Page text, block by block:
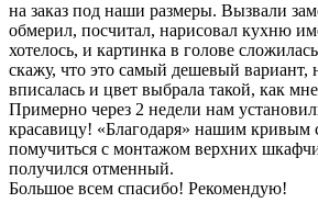
на заказ под наши размеры. Вызвали
обмерил, посчитал, нарисовал кухню
хотелось, и картинка в голове
скажу, что это самый дешевый вариант,
вписалась и цвет выбрала такой, как
Примерно через 2 недели нам
красавицу! «Благодаря» нашим кривым
помучиться с монтажом верхних
получился отменный.
Большое всем спасибо! Рекомендую!